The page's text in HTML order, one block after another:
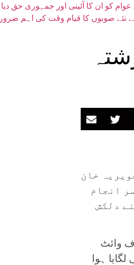
عوام کو ان کا آئینی اور جمہوری حق
نئے صوبوں کا قیام وقت کی اہم
خان
انجام
دلکش
وائٹ
ہوا